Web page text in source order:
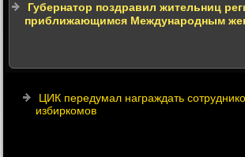
Губернатор поздравил жительниц
приближающимся Международным
ЦИК передумал награждать
избиркомов